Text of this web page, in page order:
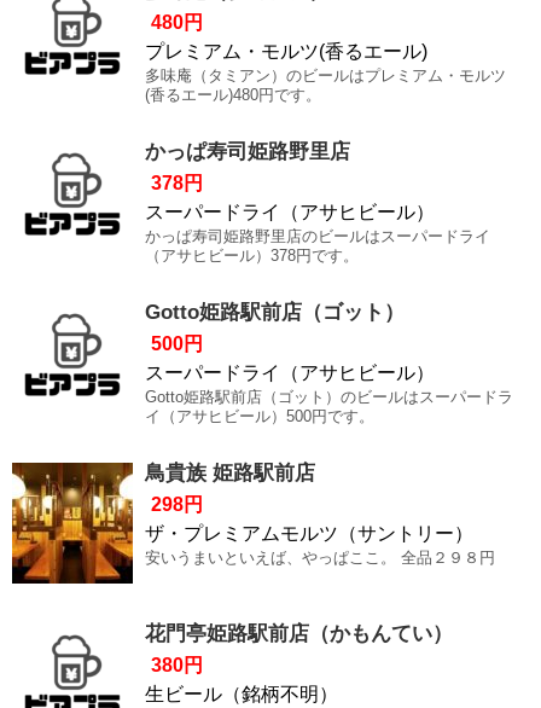
480円
プレミアム・モルツ(香るエール)
多味庵（タミアン）のビールはプレミアム・モルツ
(香るエール)480円です。
かっぱ寿司姫路野里店
378円
スーパードライ（アサヒビール）
かっぱ寿司姫路野里店のビールはスーパードライ
（アサヒビール）378円です。
Gotto姫路駅前店（ゴット）
500円
スーパードライ（アサヒビール）
Gotto姫路駅前店（ゴット）のビールはスーパードラ
イ（アサヒビール）500円です。
鳥貴族 姫路駅前店
298円
ザ・プレミアムモルツ（サントリー）
安いうまいといえば、やっぱここ。 全品２９８円
花門亭姫路駅前店（かもんてい）
380円
生ビール（銘柄不明）